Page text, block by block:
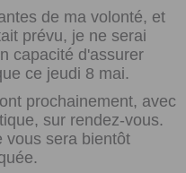
de ma volonté, et
prévu, je ne serai
capacité d'assurer
ce jeudi 8 mai.
prochainement, avec
sur rendez-vous.
vous sera bientôt